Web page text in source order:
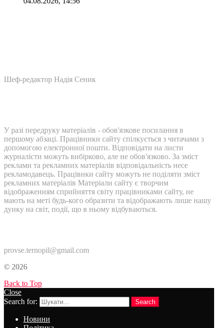
Шеф-редактор Надія Сеник
У разі передруку матеріалів - обов'язкове посилання в
першому абзаці. Працівники сайту спілкується з читачами з
допомогою електронної пошти. Відповідати на листи
журналісти можуть вибірково, але не обов'язково. За зміст
реклами та рекламних матеріалів відповідальність несе
рекламодавець. Працівнки сайту можуть не поділяти зміст
рекламних матеріалів Матеріали сайту є творчим
відображенням сприйняття світу працівниками сайту, не
мають на меті будь-кого образити та відображають лише нашу
дуику на світ, події, що в ньому відбуваються.
provse.ternopil@gmail.com
© 2026
Back to Top
Close
Search for:
Search
Новини